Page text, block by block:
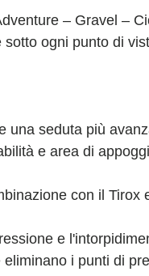
– Gravel –
ogni punto di
una seduta più
e area di
con il
e
i punti di